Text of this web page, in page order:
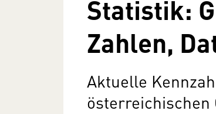
Statistik:
Zahlen,
Aktuelle
österreichischen